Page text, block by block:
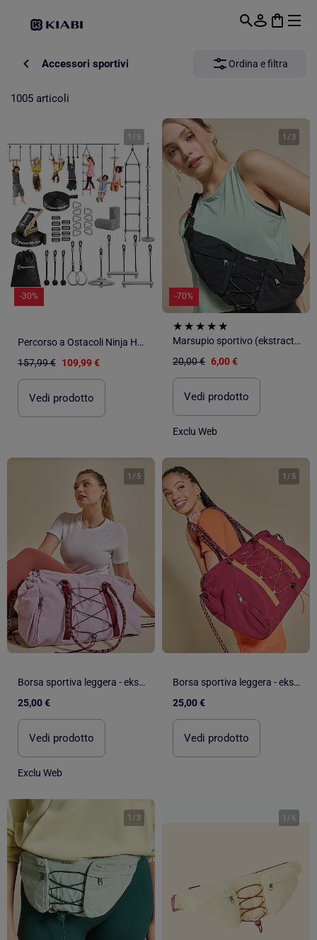
Accessori sportivi Ordina e filtra
1005 articoli
1 / 5
-30%
Percorso a Ostacoli Ninja HyperMotion - Slackline 15 m e 10 Accessori - Giardino Sportivo
157,99 € 109,99 €
Vedi prodotto
1 /3
-70%
Marsupio sportivo (ekstract) con tasche esterne e interne 15x40 cm
20,00 € 6,00 €
Vedi prodotto
Exclu Web
1 / 5
Borsa sportiva leggera - ekstract
25,00 €
Vedi prodotto
Exclu Web
1 / 5
Borsa sportiva leggera - ekstract
25,00 €
Vedi prodotto
1 / 3 1 / 6